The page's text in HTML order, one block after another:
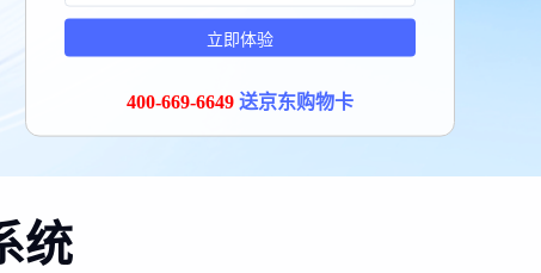
立即体验
400-669-6649 送京东购物卡
统